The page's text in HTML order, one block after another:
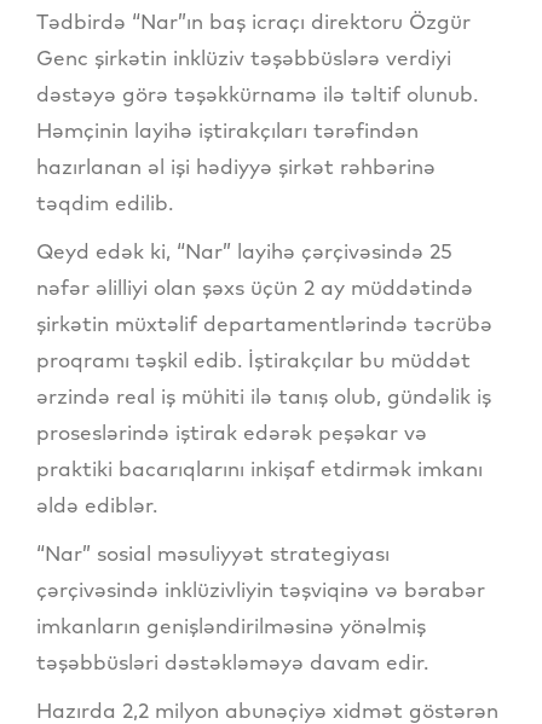
Tədbirdə “Nar”ın baş icraçı direktoru Özgür
Genc şirkətin inklüziv təşəbbüslərə verdiyi
dəstəyə görə təşəkkürnamə ilə təltif olunub.
Həmçinin layihə iştirakçıları tərəfindən
hazırlanan əl işi hədiyyə şirkət rəhbərinə
təqdim edilib.
Qeyd edək ki, “Nar” layihə çərçivəsində 25
nəfər əlilliyi olan şəxs üçün 2 ay müddətində
şirkətin müxtəlif departamentlərində təcrübə
proqramı təşkil edib. İştirakçılar bu müddət
ərzində real iş mühiti ilə tanış olub, gündəlik iş
proseslərində iştirak edərək peşəkar və
praktiki bacarıqlarını inkişaf etdirmək imkanı
əldə ediblər.
“Nar” sosial məsuliyyət strategiyası
çərçivəsində inklüzivliyin təşviqinə və bərabər
imkanların genişləndirilməsinə yönəlmiş
təşəbbüsləri dəstəkləməyə davam edir.
Hazırda 2,2 milyon abunəçiyə xidmət göstərən